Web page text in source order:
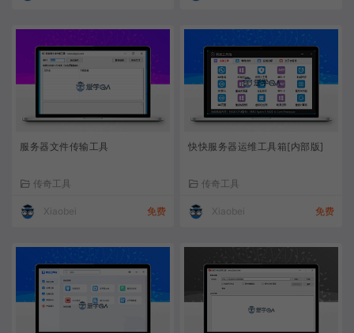
服务器文件传输工具
传奇工具
Xiaobei 免费
快快服务器运维工具箱[内部版]
传奇工具
Xiaobei 免费